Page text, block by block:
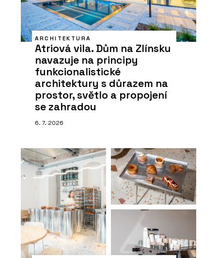
ARCHITEKTURA
Atriová vila. Dům na Zlínsku
navazuje na principy
funkcionalistické
architektury s důrazem na
prostor, světlo a propojení
se zahradou
6. 7. 2026